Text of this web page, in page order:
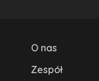
O nas
Zespół